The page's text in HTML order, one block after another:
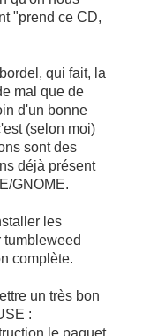
"prend ce CD,
qui fait, la
mal que de
d'un bonne
(selon moi)
sont des
déjà présent
GNOME.
les
tumbleweed
complète.
un très bon
:
le paquet